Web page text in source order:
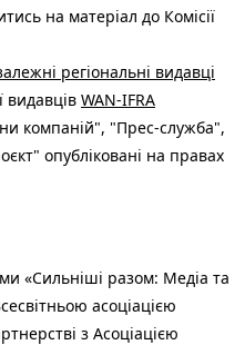
на матеріал до Комісії
регіональні видавці
видавців WAN-IFRA
компаній", "Прес-служба",
опубліковані на правах
«Сильніші разом: Медіа та
асоціацією
з Асоціацією